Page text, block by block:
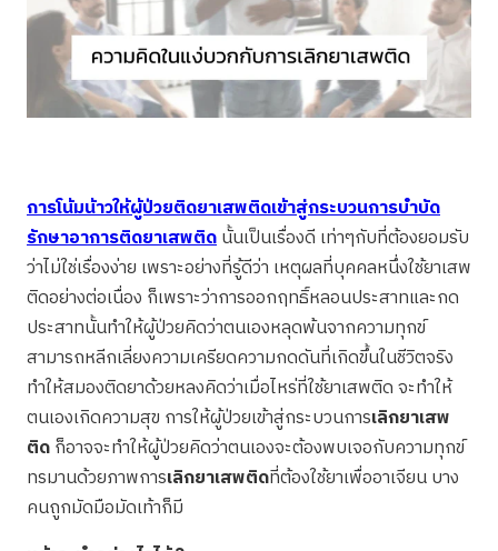
การโน้มน้าวให้ผู้ป่วยติดยาเสพติดเข้าสู่กระบวนการบำบัด
รักษาอาการติดยาเสพติดนั้นเป็นเรื่องดี เท่าๆกับที่ต้องยอมรับ
ว่าไม่ใช่เรื่องง่าย เพราะอย่างที่รู้ดีว่า เหตุผลที่บุคคลหนึ่งใช้ยาเสพ
ติดอย่างต่อเนื่อง ก็เพราะว่าการออกฤทธิ์หลอนประสาทและกด
ประสาทนั้นทำให้ผู้ป่วยคิดว่าตนเองหลุดพ้นจากความทุกข์
สามารถหลีกเลี่ยงความเครียดความกดดันที่เกิดขึ้นในชีวิตจริง
ทำให้สมองติดยาด้วยหลงคิดว่าเมื่อไหร่ที่ใช้ยาเสพติด จะทำให้
ตนเองเกิดความสุข การให้ผู้ป่วยเข้าสู่กระบวนการเลิกยาเสพ
ติดก็อาจจะทำให้ผู้ป่วยคิดว่าตนเองจะต้องพบเจอกับความทุกข์
ทรมานด้วยภาพการเลิกยาเสพติดที่ต้องใช้ยาเพื่ออาเจียน บาง
คนถูกมัดมือมัดเท้าก็มี